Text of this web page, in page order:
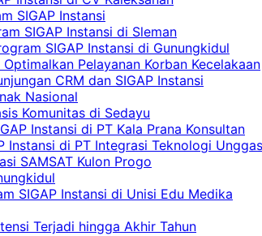
SIGAP Instansi
SIGAP Instansi di Sleman
SIGAP Instansi di Gunungkidul
Pelayanan Korban Kecelakaan
CRM dan SIGAP Instansi
Nasional
Komunitas di Sedayu
Instansi di PT Kala Prana Konsultan
Instansi di PT Integrasi Teknologi Unggas
SAMSAT Kulon Progo
SIGAP Instansi di Unisi Edu Medika
Terjadi hingga Akhir Tahun